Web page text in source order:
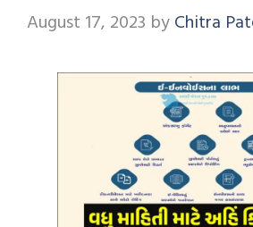
August 17, 2023 by Chitra